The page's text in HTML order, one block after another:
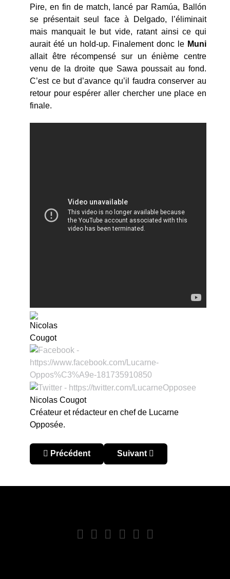
Pire, en fin de match, lancé par Ramúa, Ballón
se présentait seul face à Delgado, l’éliminait
mais manquait le but vide, ratant ainsi ce qui
aurait été un hold-up. Finalement donc le Muni
allait être récompensé sur un énième centre
venu de la droite que Sawa poussait au fond.
C’est ce but d’avance qu’il faudra conserver au
retour pour espérer aller chercher une place en
finale.
Nicolas Cougot
Créateur et rédacteur en chef de Lucarne
Opposée.
Article précédent : Pérou – Descentralizado
Précédent Article suivant : Pérou –
Suivant